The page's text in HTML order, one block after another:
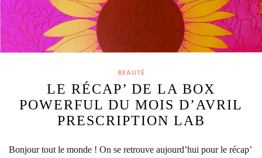
BEAUTÉ
LE RÉCAP’ DE LA BOX
POWERFUL DU MOIS D’AVRIL
PRESCRIPTION LAB
Bonjour tout le monde ! On se retrouve aujourd’hui pour le récap’